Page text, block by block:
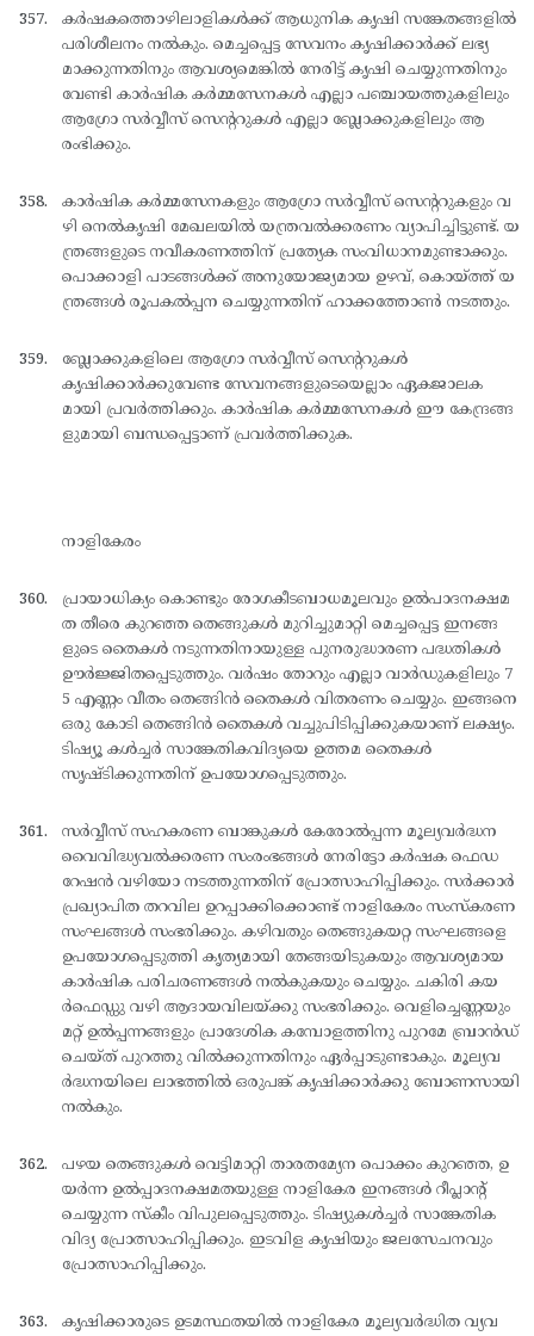
കര്‍ഷകത്തൊഴിലാളികള്‍ക്ക് ആധുനിക കൃഷി സങ്കേതങ്ങളില്‍
പരിശീലനം നല്‍കും. മെച്ചപ്പെട്ട സേവനം കൃഷിക്കാര്‍ക്ക് ലഭ്യ
മാക്കുന്നതിനും ആവശ്യമെങ്കില്‍ നേരിട്ട് കൃഷി ചെയ്യുന്നതിനും
വേണ്ടി കാര്‍ഷിക കര്‍മ്മസേനകള്‍ എല്ലാ പഞ്ചായത്തുകളിലും
ആഗ്രോ സര്‍വ്വീസ് സെന്ററുകള്‍ എല്ലാ ബ്ലോക്കുകളിലും ആ
രംഭിക്കും.
കാര്‍ഷിക കര്‍മ്മസേനകളും ആഗ്രോ സര്‍വ്വീസ് സെന്ററുകളും വ
ഴി നെല്‍കൃഷി മേഖലയില്‍ യന്ത്രവല്‍ക്കരണം വ്യാപിച്ചിട്ടുണ്ട്. യ
ന്ത്രങ്ങളുടെ നവീകരണത്തിന് പ്രത്യേക സംവിധാനമുണ്ടാക്കും.
പൊക്കാളി പാടങ്ങള്‍ക്ക് അനുയോജ്യമായ ഉഴവ്, കൊയ്ത്ത് യ
ന്ത്രങ്ങള്‍ രൂപകല്‍പ്പന ചെയ്യുന്നതിന് ഹാക്കത്തോണ്‍ നടത്തും.
ബ്ലോക്കുകളിലെ ആഗ്രോ സര്‍വ്വീസ് സെന്ററുകള്‍
കൃഷിക്കാര്‍ക്കുവേണ്ട സേവനങ്ങളുടെയെല്ലാം ഏകജാലക
മായി പ്രവര്‍ത്തിക്കും. കാര്‍ഷിക കര്‍മ്മസേനകള്‍ ഈ കേന്ദ്രങ്ങ
ളുമായി ബന്ധപ്പെട്ടാണ് പ്രവര്‍ത്തിക്കുക.
നാളികേരം
പ്രായാധിക്യം കൊണ്ടും രോഗകീടബാധമൂലവും ഉല്‍പാദനക്ഷമ
ത തീരെ കുറഞ്ഞ തെങ്ങുകള്‍ മുറിച്ചുമാറ്റി മെച്ചപ്പെട്ട ഇനങ്ങ
ളുടെ തൈകള്‍ നടുന്നതിനായുള്ള പുനരുദ്ധാരണ പദ്ധതികള്‍
ഊര്‍ജ്ജിതപ്പെടുത്തും. വര്‍ഷം തോറും എല്ലാ വാര്‍ഡുകളിലും 7
5 എണ്ണം വീതം തെങ്ങിന്‍ തൈകള്‍ വിതരണം ചെയ്യും. ഇങ്ങനെ
ഒരു കോടി തെങ്ങിന്‍ തൈകള്‍ വച്ചുപിടിപ്പിക്കുകയാണ് ലക്ഷ്യം.
ടിഷ്യൂ കള്‍ച്ചര്‍ സാങ്കേതികവിദ്യയെ ഉത്തമ തൈകള്‍
സൃഷ്ടിക്കുന്നതിന് ഉപയോഗപ്പെടുത്തും.
സര്‍വ്വീസ് സഹകരണ ബാങ്കുകള്‍ കേരോല്‍പ്പന്ന മൂല്യവര്‍ദ്ധന
വൈവിദ്ധ്യവല്‍ക്കരണ സംരംഭങ്ങള്‍ നേരിട്ടോ കര്‍ഷക ഫെഡ
റേഷന്‍ വഴിയോ നടത്തുന്നതിന് പ്രോത്സാഹിപ്പിക്കും. സര്‍ക്കാര്‍
പ്രഖ്യാപിത തറവില ഉറപ്പാക്കിക്കൊണ്ട് നാളികേരം സംസ്കരണ
സംഘങ്ങള്‍ സംഭരിക്കും. കഴിവതും തെങ്ങുകയറ്റ സംഘങ്ങളെ
ഉപയോഗപ്പെടുത്തി കൃത്യമായി തേങ്ങയിടുകയും ആവശ്യമായ
കാര്‍ഷിക പരിചരണങ്ങള്‍ നല്‍കുകയും ചെയ്യും. ചകിരി കയ
ര്‍ഫെഡ്ഡു വഴി ആദായവിലയ്ക്കു സംഭരിക്കും. വെളിച്ചെണ്ണയും
മറ്റ് ഉല്‍പ്പന്നങ്ങളും പ്രാദേശിക കമ്പോളത്തിനു പുറമേ ബ്രാന്‍ഡ്
ചെയ്ത് പുറത്തു വില്‍ക്കുന്നതിനും ഏര്‍പ്പാടുണ്ടാകും. മൂല്യവ
ര്‍ദ്ധനയിലെ ലാഭത്തില്‍ ഒരുപങ്ക് കൃഷിക്കാര്‍ക്കു ബോണസായി
നല്‍കും.
പഴയ തെങ്ങുകള്‍ വെട്ടിമാറ്റി താരതമ്യേന പൊക്കം കുറഞ്ഞ, ഉ
യര്‍ന്ന ഉല്‍പ്പാദനക്ഷമതയുള്ള നാളികേര ഇനങ്ങള്‍ റീപ്ലാന്റ്
ചെയ്യുന്ന സ്കീം വിപുലപ്പെടുത്തും. ടിഷ്യുകള്‍ച്ചര്‍ സാങ്കേതിക
വിദ്യ പ്രോത്സാഹിപ്പിക്കും. ഇടവിള കൃഷിയും ജലസേചനവും
പ്രോത്സാഹിപ്പിക്കും.
കൃഷിക്കാരുടെ ഉടമസ്ഥതയില്‍ നാളികേര മൂല്യവര്‍ദ്ധിത വ്യവ